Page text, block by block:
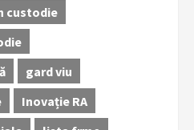
custodie
gard viu
Inovație RA